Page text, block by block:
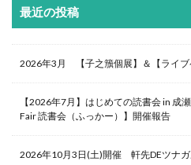
最近の投稿
2026年3月 【子之籏個展】＆【ライブ
【2026年7月】はじめての読書会 in
Fair 読書会（ふっかー）】開催報告
2026年10月3日(土)開催 軒先DEツナ